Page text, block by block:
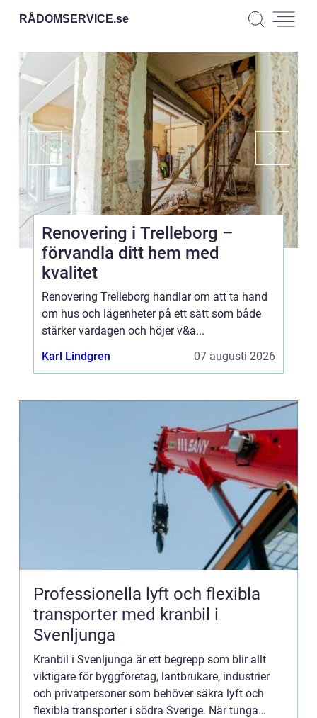
RÅDOMSERVICE.se
Renovering i Trelleborg –
förvandla ditt hem med
kvalitet
Renovering Trelleborg handlar om att ta hand
om hus och lägenheter på ett sätt som både
stärker vardagen och höjer v&a...
Karl Lindgren
07 augusti 2026
Professionella lyft och flexibla
transporter med kranbil i
Svenljunga
Kranbil i Svenljunga är ett begrepp som blir allt
viktigare för byggföretag, lantbrukare, industrier
och privatpersoner som behöver säkra lyft och
flexibla transporter i södra Sverige. När tunga